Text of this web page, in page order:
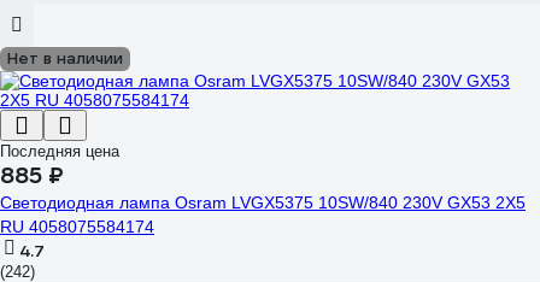
Нет в наличии
Последняя цена
885 ₽
Светодиодная лампа Osram LVGX5375 10SW/840 230V GX53 2X5
RU 4058075584174
4.7
(242)